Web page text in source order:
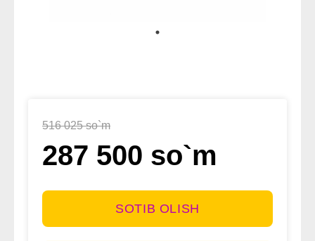
516 025 so`m
287 500 so`m
SOTIB OLISH